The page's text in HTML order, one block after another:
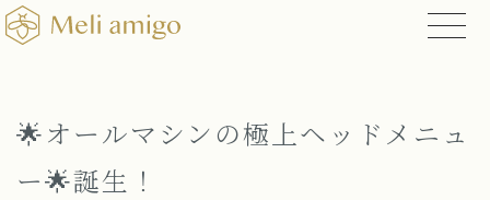
🌟オールマシンの極上ヘッドメニュ
ー🌟誕生！